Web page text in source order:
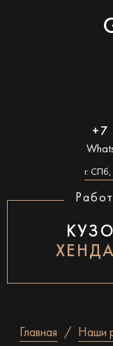
+7
г.
Главная Наши